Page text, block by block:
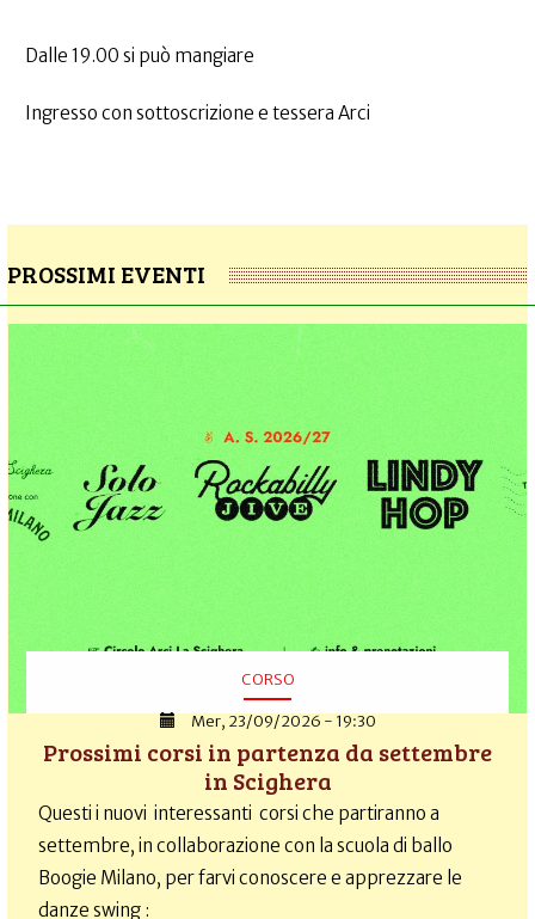
Dalle 19.00 si può mangiare
Ingresso con sottoscrizione e tessera Arci
PROSSIMI EVENTI
CORSO
Mer, 23/09/2026 - 19:30
Prossimi corsi in partenza da settembre
in Scighera
Questi i nuovi interessanti corsi che partiranno a
settembre, in collaborazione con la scuola di ballo
Boogie Milano, per farvi conoscere e apprezzare le
danze swing :